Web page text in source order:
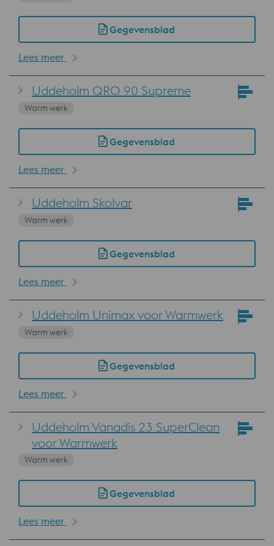
Gegevensblad
Lees meer
Uddeholm QRO 90 Supreme
Warm werk
Gegevensblad
Lees meer
Uddeholm Skolvar
Warm werk
Gegevensblad
Lees meer
Uddeholm Unimax voor Warmwerk
Warm werk
Gegevensblad
Lees meer
Uddeholm Vanadis 23 SuperClean
voor Warmwerk
Warm werk
Gegevensblad
Lees meer